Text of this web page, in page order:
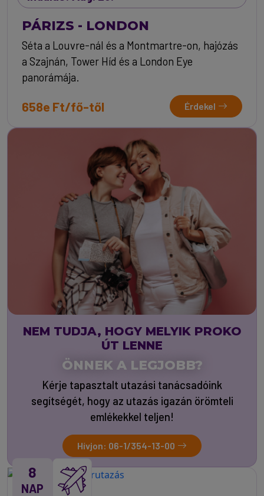
PÁRIZS - LONDON
Séta a Louvre-nál és a Montmartre-on, hajózás
a Szajnán, Tower Híd és a London Eye
panorámája.
658e Ft/fő-től Érdekel
NEM TUDJA, HOGY MELYIK PROKO
ÚT LENNE
ÖNNEK A LEGJOBB?
Kérje tapasztalt utazási tanácsadóink
segítségét, hogy az utazás igazán örömteli
emlékekkel teljen!
Hívjon: 06-1/354-13-00
8
NAP